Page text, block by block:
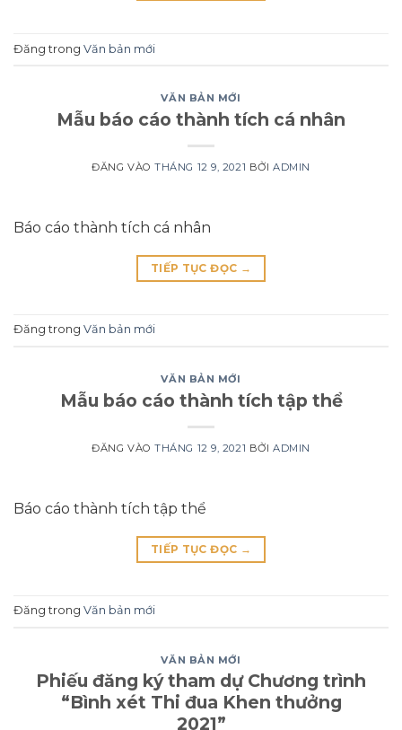
Đăng trong Văn bản mới
VĂN BẢN MỚI
Mẫu báo cáo thành tích cá nhân
ĐĂNG VÀOTHÁNG 12 9, 2021 BỞI ADMIN
Báo cáo thành tích cá nhân
TIẾP TỤC ĐỌC →
Đăng trong Văn bản mới
VĂN BẢN MỚI
Mẫu báo cáo thành tích tập thể
ĐĂNG VÀOTHÁNG 12 9, 2021 BỞI ADMIN
Báo cáo thành tích tập thể
TIẾP TỤC ĐỌC →
Đăng trong Văn bản mới
VĂN BẢN MỚI
Phiếu đăng ký tham dự Chương trình
“Bình xét Thi đua Khen thưởng
2021”